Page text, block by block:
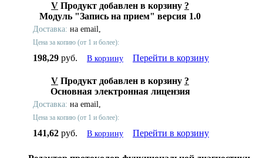
V Продукт добавлен в корзину ?
Модуль "Запись на прием" версия 1.0
Доставка: на email,
Цена за копию (от 1 и более):
198,29 руб. В корзину Перейти в корзину
V Продукт добавлен в корзину ?
Основная электронная лицензия
Доставка: на email,
Цена за копию (от 1 и более):
141,62 руб. В корзину Перейти в корзину